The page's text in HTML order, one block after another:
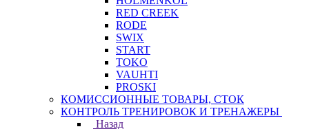
RED CREEK
RODE
SWIX
START
TOKO
VAUHTI
PROSKI
КОМИССИОННЫЕ ТОВАРЫ, СТОК
КОНТРОЛЬ ТРЕНИРОВОК И ТРЕНАЖЕРЫ
Назад